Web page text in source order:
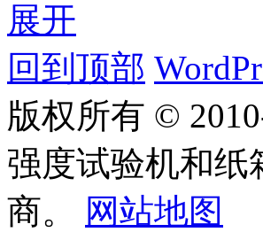
展开
回到顶部
版权所有 ©
强度试验机和纸
商。
网站地图